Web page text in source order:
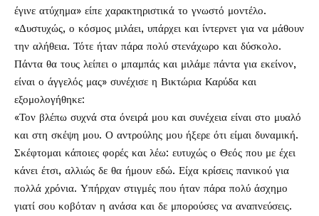
έγινε ατύχημα» είπε χαρακτηριστικά το γνωστό μοντέλο.
«Δυστυχώς, ο κόσμος μιλάει, υπάρχει και ίντερνετ για να μάθουν
την αλήθεια. Τότε ήταν πάρα πολύ στενάχωρο και δύσκολο.
Πάντα θα τους λείπει ο μπαμπάς και μιλάμε πάντα για εκείνον,
είναι ο άγγελός μας» συνέχισε η Βικτώρια Καρύδα και
εξομολογήθηκε:
«Τον βλέπω συχνά στα όνειρά μου και συνέχεια είναι στο μυαλό
και στη σκέψη μου. Ο αντρούλης μου ήξερε ότι είμαι δυναμική.
Σκέφτομαι κάποιες φορές και λέω: ευτυχώς ο Θεός που με έχει
κάνει έτσι, αλλιώς δε θα ήμουν εδώ. Είχα κρίσεις πανικού για
πολλά χρόνια. Υπήρχαν στιγμές που ήταν πάρα πολύ άσχημο
γιατί σου κοβόταν η ανάσα και δε μπορούσες να αναπνεύσεις.